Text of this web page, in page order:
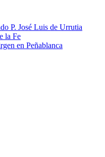
P. José Luis de Urrutia
la Fe
en Peñablanca